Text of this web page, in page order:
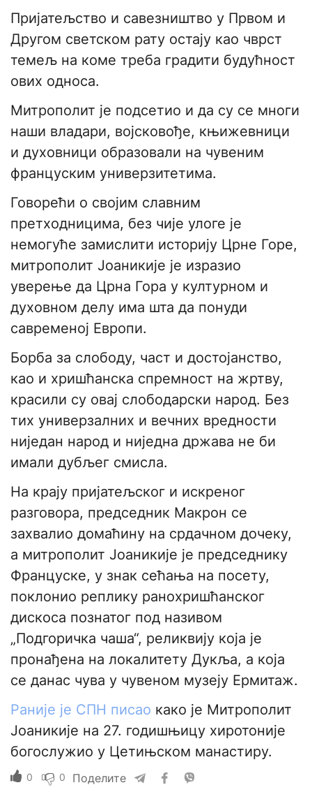
Пријатељство и савезништво у Првом и
Другом светском рату остају као чврст
темељ на коме треба градити будућност
ових односа.
Митрополит је подсетио и да су се многи
наши владари, војсковође, књижевници
и духовници образовали на чувеним
француским универзитетима.
Говорећи о својим славним
претходницима, без чије улоге је
немогуће замислити историју Црне Горе,
митрополит Јоаникије је изразио
уверење да Црна Гора у културном и
духовном делу има шта да понуди
савременој Европи.
Борба за слободу, част и достојанство,
као и хришћанска спремност на жртву,
красили су овај слободарски народ. Без
тих универзалних и вечних вредности
ниједан народ и ниједна држава не би
имали дубљег смисла.
На крају пријатељског и искреног
разговора, председник Макрон се
захвалио домаћину на срдачном дочеку,
а митрополит Јоаникије је председнику
Француске, у знак сећања на посету,
поклонио реплику ранохришћанског
дискоса познатог под називом
„Подгоричка чаша“, реликвију која је
пронађена на локалитету Дукља, а која
се данас чува у чувеном музеју Ермитаж.
Раније је СПН писао како је Митрополит
Јоаникије на 27. годишњицу хиротоније
богослужио у Цетињском манастиру.
0 0 Поделите